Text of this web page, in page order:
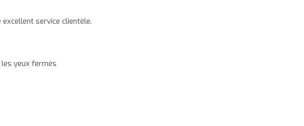
service clientèle.
les yeux fermés